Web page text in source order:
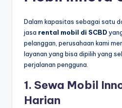
Dalam kapasitas sebagai satu
jasa rental mobil di SCBD
pelanggan, perusahaan kami
layanan yang bisa dipilih yang
perjalanan pengguna.
1. Sewa Mobil
Harian